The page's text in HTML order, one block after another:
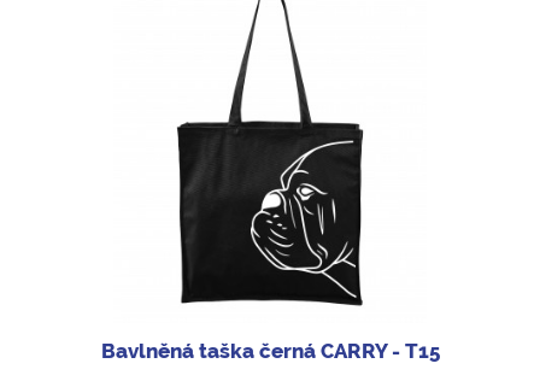
Bavlněná taška černá CARRY - T15